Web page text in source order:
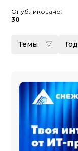
Опубликовано:
30
Темы Год